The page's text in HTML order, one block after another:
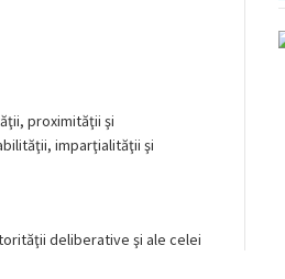
proximităţii şi
imparţialităţii şi
deliberative şi ale celei